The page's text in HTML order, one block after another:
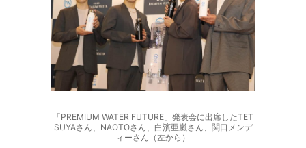
「PREMIUM WATER FUTURE」発表会に出席したTET
SUYAさん、NAOTOさん、白濱亜嵐さん、関口メンデ
ィーさん（左から）